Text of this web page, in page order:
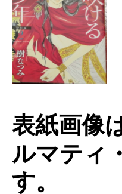
表紙画像
ルマティ
す。